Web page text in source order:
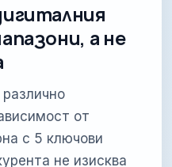
а не
от
с 5 ключови
не изисква